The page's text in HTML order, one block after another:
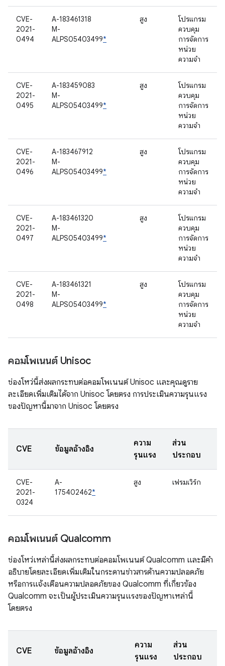
CVE-
2021-
0494
A-183461318
M-
ALPS05403499*
สูง
โปรแกรม
ควบคุม
การจัดการ
หน่วย
ความจำ
CVE-
2021-
0495
A-183459083
M-
ALPS05403499*
สูง
โปรแกรม
ควบคุม
การจัดการ
หน่วย
ความจำ
CVE-
2021-
0496
A-183467912
M-
ALPS05403499*
สูง
โปรแกรม
ควบคุม
การจัดการ
หน่วย
ความจำ
CVE-
2021-
0497
A-183461320
M-
ALPS05403499*
สูง
โปรแกรม
ควบคุม
การจัดการ
หน่วย
ความจำ
CVE-
2021-
0498
A-183461321
M-
ALPS05403499*
สูง
โปรแกรม
ควบคุม
การจัดการ
หน่วย
ความจำ
คอมโพเนนต์ Unisoc
ช่องโหว่นี้ส่งผลกระทบต่อคอมโพเนนต์ Unisoc และคุณดูราย
ละเอียดเพิ่มเติมได้จาก Unisoc โดยตรง การประเมินความรุนแรง
ของปัญหานี้มาจาก Unisoc โดยตรง
CVE ข้อมูลอ้างอิง
ความ
รุนแรง
ส่วน
ประกอบ
CVE-
2021-
0324
A-
175402462*
สูง เฟรมเวิร์ก
คอมโพเนนต์ Qualcomm
ช่องโหว่เหล่านี้ส่งผลกระทบต่อคอมโพเนนต์ Qualcomm และมีคำ
อธิบายโดยละเอียดเพิ่มเติมในกระดานข่าวสารด้านความปลอดภัย
หรือการแจ้งเตือนความปลอดภัยของ Qualcomm ที่เกี่ยวข้อง
Qualcomm จะเป็นผู้ประเมินความรุนแรงของปัญหาเหล่านี้
โดยตรง
CVE ข้อมูลอ้างอิง
ความ
รุนแรง
ส่วน
ประกอบ